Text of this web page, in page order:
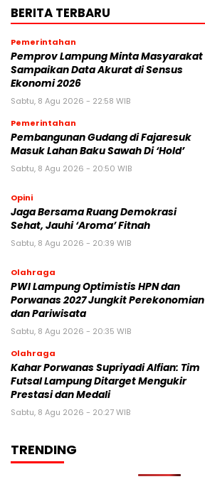
BERITA TERBARU
Pemerintahan
Pemprov Lampung Minta Masyarakat
Sampaikan Data Akurat di Sensus
Ekonomi 2026
Sabtu, 8 Agu 2026 - 22:58 WIB
Pemerintahan
Pembangunan Gudang di Fajaresuk
Masuk Lahan Baku Sawah Di ‘Hold’
Sabtu, 8 Agu 2026 - 20:50 WIB
Opini
Jaga Bersama Ruang Demokrasi
Sehat, Jauhi ‘Aroma’ Fitnah
Sabtu, 8 Agu 2026 - 20:39 WIB
Olahraga
PWI Lampung Optimistis HPN dan
Porwanas 2027 Jungkit Perekonomian
dan Pariwisata
Sabtu, 8 Agu 2026 - 20:35 WIB
Olahraga
Kahar Porwanas Supriyadi Alfian: Tim
Futsal Lampung Ditarget Mengukir
Prestasi dan Medali
Sabtu, 8 Agu 2026 - 20:27 WIB
TRENDING